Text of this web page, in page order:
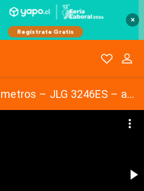
×
Tijera Eléctrica de 12 metros – JLG 3246ES – año 2008